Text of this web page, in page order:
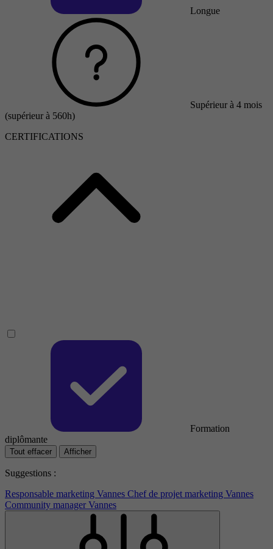
Longue
Supérieur à 4 mois
(supérieur à 560h)
CERTIFICATIONS
Formation
diplômante
Tout effacer Afficher
Suggestions :
Responsable marketing Vannes Chef de projet marketing Vannes
Community manager Vannes